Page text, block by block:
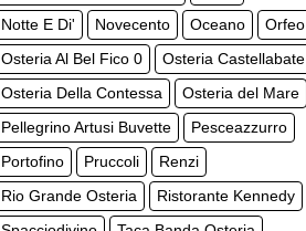
Notte E Di'
Novecento Oceano
Orfeo
Osteria Al Bel Fico 0
Osteria Castellabate
Osteria Della Contessa
Osteria del Mare
Pellegrino Artusi Buvette
Pesceazzurro
Portofino
Pruccoli
Renzi
Rio Grande Osteria
Ristorante Kennedy